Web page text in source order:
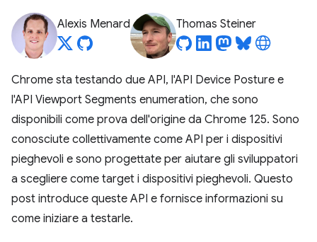
Alexis Menard Thomas Steiner
Chrome sta testando due API, l'API Device Posture e
l'API Viewport Segments enumeration, che sono
disponibili come prova dell'origine da Chrome 125. Sono
conosciute collettivamente come API per i dispositivi
pieghevoli e sono progettate per aiutare gli sviluppatori
a scegliere come target i dispositivi pieghevoli. Questo
post introduce queste API e fornisce informazioni su
come iniziare a testarle.